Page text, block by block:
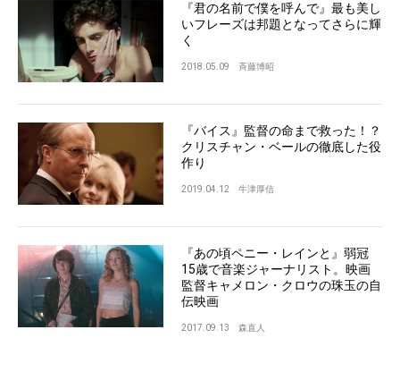
『君の名前で僕を呼んで』最も美し
いフレーズは邦題となってさらに輝
く
2018.05.09 斉藤博昭
『バイス』監督の命まで救った！？
クリスチャン・ベールの徹底した役
作り
2019.04.12 牛津厚信
『あの頃ペニー・レインと』弱冠
15歳で音楽ジャーナリスト。映画
監督キャメロン・クロウの珠玉の自
伝映画
2017.09.13 森直人